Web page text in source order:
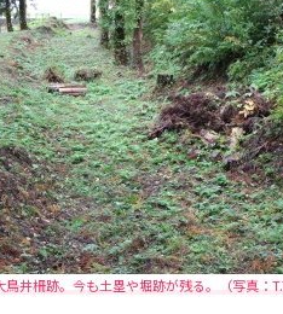
井柵跡。今も土塁や堀跡が残る。（写真：